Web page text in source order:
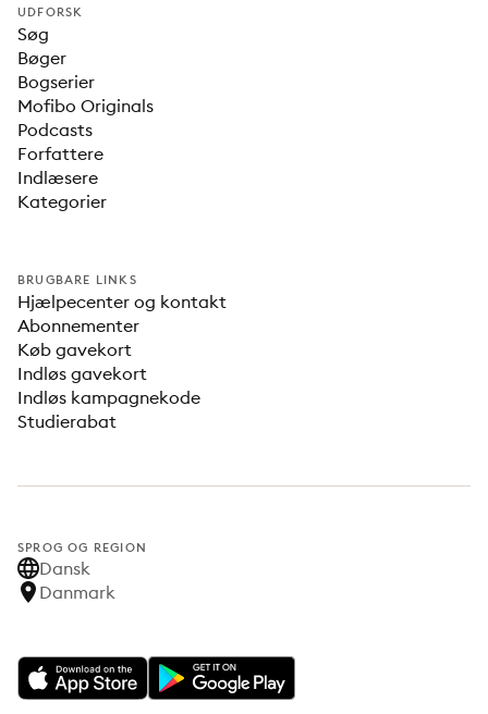
UDFORSK
Søg
Bøger
Bogserier
Mofibo Originals
Podcasts
Forfattere
Indlæsere
Kategorier
BRUGBARE LINKS
Hjælpecenter og kontakt
Abonnementer
Køb gavekort
Indløs gavekort
Indløs kampagnekode
Studierabat
SPROG OG REGION
Dansk
Danmark